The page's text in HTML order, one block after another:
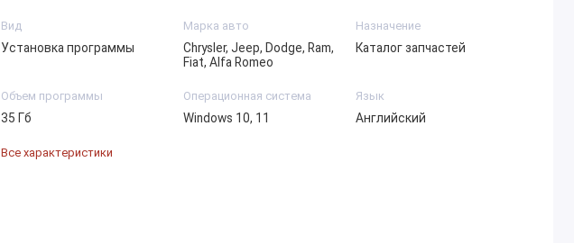
Вид
Установка программы
Марка авто
Chrysler, Jeep, Dodge, Ram,
Fiat, Alfa Romeo
Назначение
Каталог запчастей
Объем программы
35 Гб
Операционная система
Windows 10, 11
Язык
Английский
Все характеристики